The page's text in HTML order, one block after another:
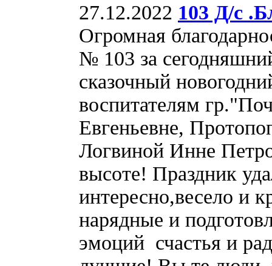
27.12.2022 103 Д/с
Огромная
№ 103 за
сказочный
воспитателям
Евгеньевне,
Логвиной Инне
высоте! Праздник
интересно,весело и
нарядные и
эмоций счастья и